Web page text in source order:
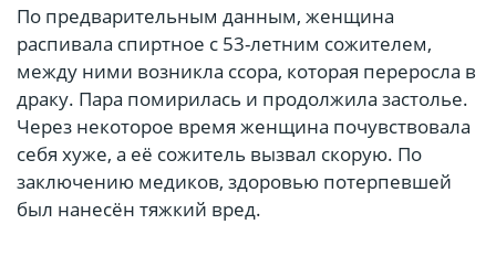
По предварительным данным, женщина
распивала спиртное с 53-летним сожителем,
между ними возникла ссора, которая переросла в
драку. Пара помирилась и продолжила застолье.
Через некоторое время женщина почувствовала
себя хуже, а её сожитель вызвал скорую. По
заключению медиков, здоровью потерпевшей
был нанесён тяжкий вред.